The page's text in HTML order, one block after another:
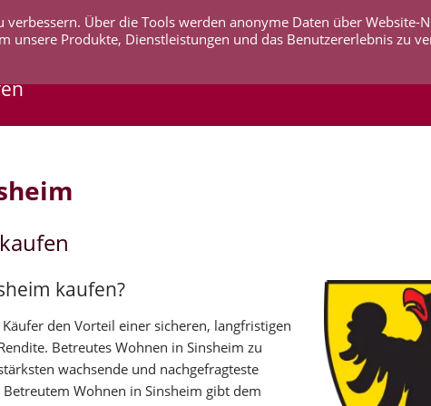
Über die Tools werden anonyme Daten über Website-
unsere Produkte, Dienstleistungen und das Benutzererlebnis zu
AKTUELLES UNTERNEHMEN SERVICE
kaufen?
den Vorteil einer sicheren, langfristigen
Betreutes Wohnen in Sinsheim zu
wachsende und nachgefragteste
Wohnen in Sinsheim gibt dem